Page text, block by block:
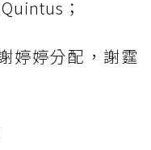
；
婷婷分配，謝霆